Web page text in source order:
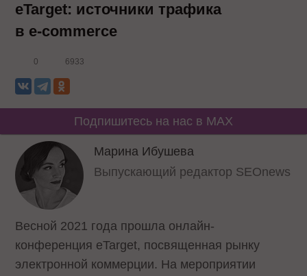
eTarget: источники трафика
в e-commerce
0 6933
Подпишитесь на нас в MAX
Марина Ибушева
Выпускающий редактор SEOnews
Весной 2021 года прошла онлайн-
конференция eTarget, посвященная рынку
электронной коммерции. На мероприятии